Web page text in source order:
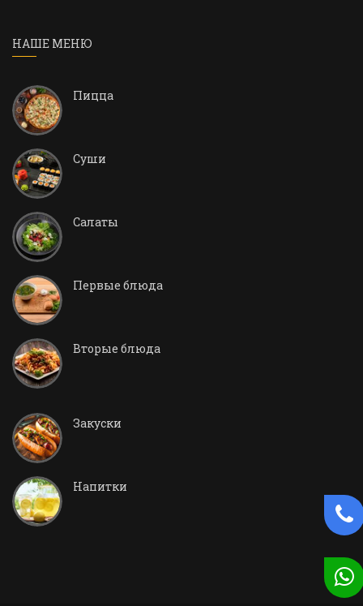
НАШЕ МЕНЮ
Пицца
Суши
Салаты
Первые блюда
Вторые блюда
Закуски
Напитки